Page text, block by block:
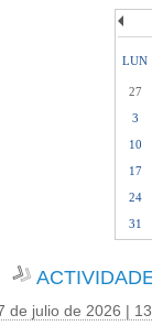
LUN
27
3
10
17
24
31
de julio de 2026 |